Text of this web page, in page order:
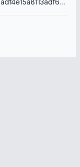
2921ec83adf4e15a8113adf65390e99dc7e78b7e